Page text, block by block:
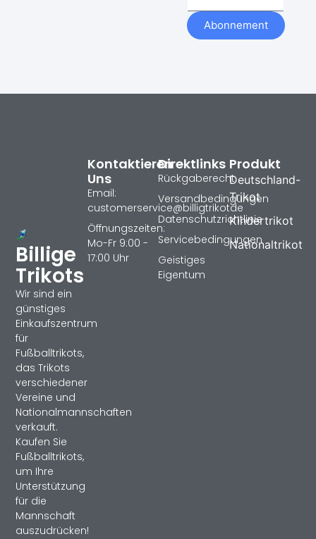
Abonnement
Billige
Trikots
Wir sind ein
günstiges
Einkaufszentrum
für
Fußballtrikots,
das Trikots
verschiedener
Vereine und
Nationalmannschaften
verkauft.
Kaufen Sie
Fußballtrikots,
um Ihre
Unterstützung
für die
Mannschaft
auszudrücken!
Produkt
Deutschland-
Trikot
Kindertrikot
Nationaltrikot
Direktlinks
Rückgaberecht
Versandbedingungen
Datenschutzrichtlinie
Servicebedingungen
Geistiges
Eigentum
Kontaktieren
Uns
Email:
customerservice@billigtrikotde
Öffnungszeiten:
Mo-Fr 9:00 -
17:00 Uhr